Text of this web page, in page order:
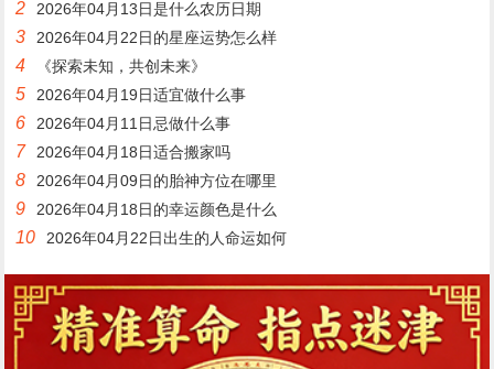
2 2026年04月13日是什么农历日期
3 2026年04月22日的星座运势怎么样
4 《探索未知，共创未来》
5 2026年04月19日适宜做什么事
6 2026年04月11日忌做什么事
7 2026年04月18日适合搬家吗
8 2026年04月09日的胎神方位在哪里
9 2026年04月18日的幸运颜色是什么
10 2026年04月22日出生的人命运如何